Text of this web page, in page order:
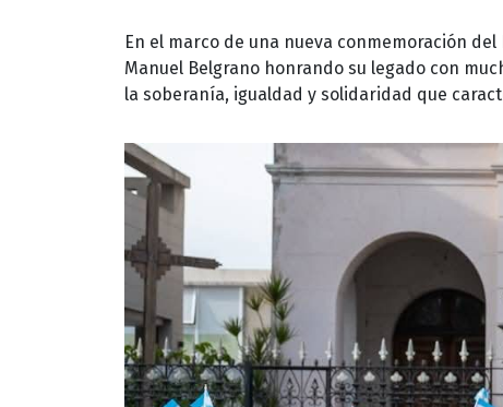
En el marco de una nueva conmemoración
Manuel Belgrano honrando su legado con
la soberanía, igualdad y solidaridad que